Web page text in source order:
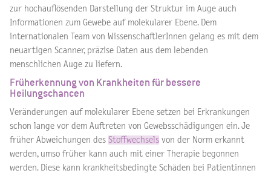
zur hochauflösenden Darstellung der Struktur im Auge auch
Informationen zum Gewebe auf molekularer Ebene. Dem
internationalen Team von WissenschaftlerInnen gelang es mit dem
neuartigen Scanner, präzise Daten aus dem lebenden
menschlichen Auge zu liefern.
Früherkennung von Krankheiten für bessere
Heilungschancen
Veränderungen auf molekularer Ebene setzen bei Erkrankungen
schon lange vor dem Auftreten von Gewebsschädigungen ein. Je
früher Abweichungen des Stoffwechsels von der Norm erkannt
werden, umso früher kann auch mit einer Therapie begonnen
werden. Diese kann krankheitsbedingte Schäden bei Patientinnen